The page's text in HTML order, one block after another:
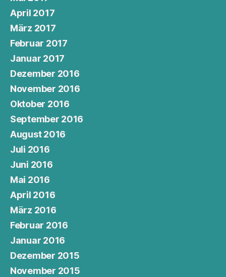
April 2017
März 2017
Februar 2017
Januar 2017
Dezember 2016
November 2016
Oktober 2016
September 2016
August 2016
Juli 2016
Juni 2016
Mai 2016
April 2016
März 2016
Februar 2016
Januar 2016
Dezember 2015
November 2015